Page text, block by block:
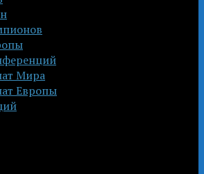
Мира
Европы